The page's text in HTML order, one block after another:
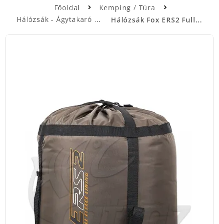
Főoldal
Kemping / Túra
Hálózsák - Ágytakaró
Hálózsák Fox ERS2 Full...